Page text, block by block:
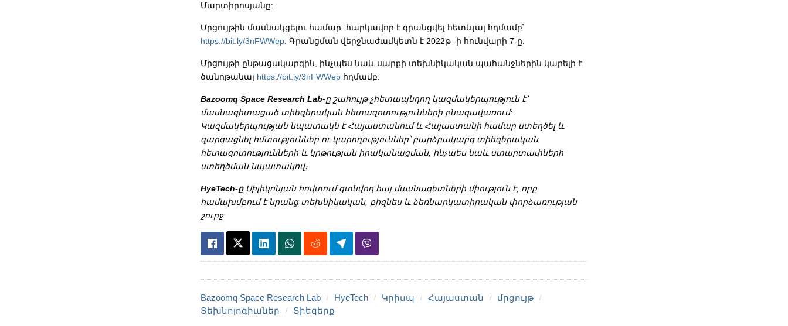
Մարտիրոսյանը:
Մրցույթին մասնակցելու համար հարկավոր է գրանցվել հետևյալ հղմամբ՝
https://bit.ly/3nFWWep: Գրանցման վերջնաժամկետն է 2022թ -ի հունվարի 7-ը:
Մրցույթի ընթացակարգին, ինչպես նաև սարքի տեխնիկական պահանջներին կարելի է
ծանոթանալ https://bit.ly/3nFWWep հղմամբ:
Bazoomq Space Research Lab-ը շահույթ չհետապնդող կազմակերպություն է՝
մասնագիտացած տիեզերական հետազոտությունների բնագավառում:
Կազմակերպության նպատակն է Հայաստանում և Հայաստանի համար ստեղծել և
զարգացնել հմտություններ ու կարողություններ՝ բարձրակարգ տիեզերական
հետազոտությունների և կրթության իրականացման, ինչպես նաև ստարտափների
ստեղծման նպատակով։
HyeTech-ըՍիլիկոնյան հովտում գտնվող հայ մասնագետների միություն է, որը
համախմբում է նրանց տեխնիկական, բիզնես և ձեռնարկատիրական փորձառության
շուրջ:
Bazoomq Space Research Lab HyeTech Կրիսպ Հայաստան
մրցույթ
Տեխնոլոգիաներ
Տիեզերք